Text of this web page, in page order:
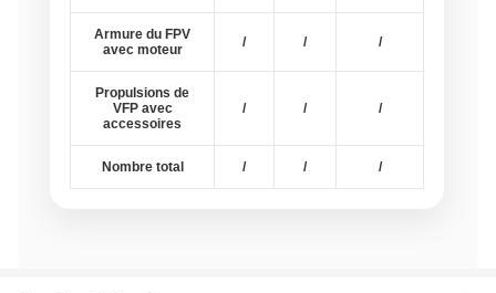
Armure du FPV
avec moteur
/ / /
Propulsions de
VFP avec
accessoires
/ / /
Nombre total / / /